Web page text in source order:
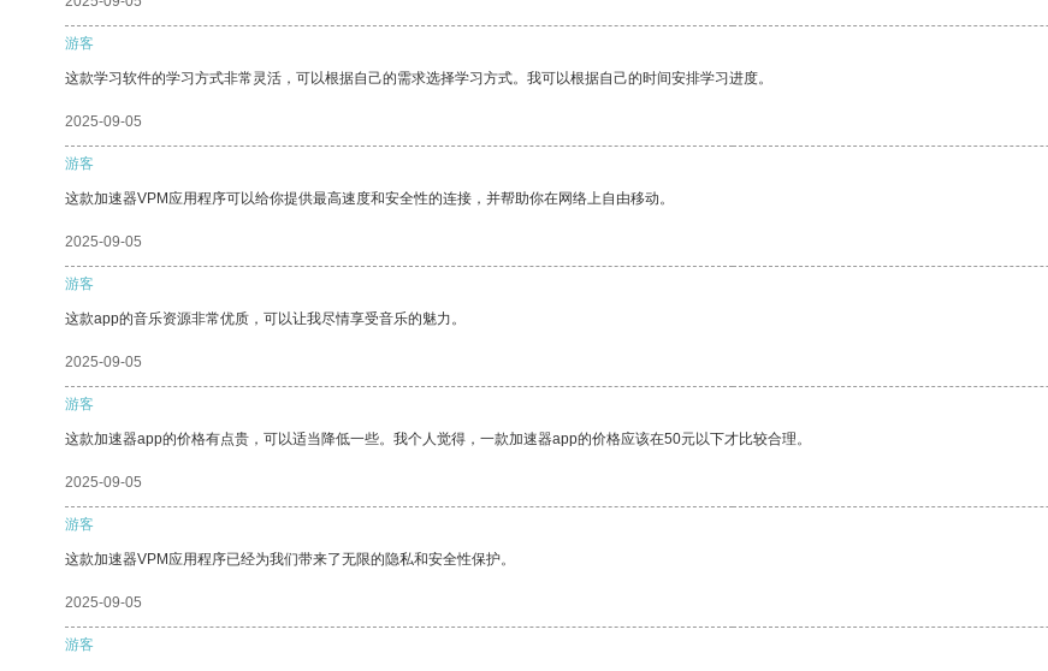
游客
这款学习软件的学习方式非常灵活，可以根据自己的需求选择学习方式。我可以根据自己的时间安排学习进度。
2025-09-05
游客
这款加速器VPM应用程序可以给你提供最高速度和安全性的连接，并帮助你在网络上自由移动。
2025-09-05
游客
这款app的音乐资源非常优质，可以让我尽情享受音乐的魅力。
2025-09-05
游客
这款加速器app的价格有点贵，可以适当降低一些。我个人觉得，一款加速器app的价格应该在50元以下才比较合理。
2025-09-05
游客
这款加速器VPM应用程序已经为我们带来了无限的隐私和安全性保护。
2025-09-05
游客